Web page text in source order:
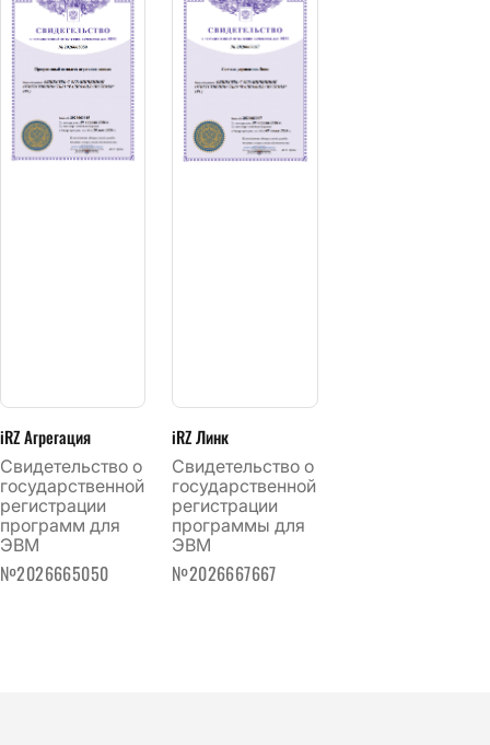
iRZ Агрегация
Свидетельство о
государственной
регистрации
программ для
ЭВМ
№2026665050
iRZ Линк
Cвидетельство о
государственной
регистрации
программы для
ЭВМ
№2026667667